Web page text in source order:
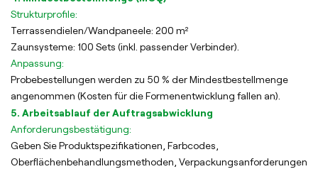
Strukturprofile:
Terrassendielen/Wandpaneele: 200 m²
Zaunsysteme: 100 Sets (inkl. passender Verbinder).
Anpassung:
Probebestellungen werden zu 50 % der Mindestbestellmenge
angenommen (Kosten für die Formenentwicklung fallen an).
5. Arbeitsablauf der Auftragsabwicklung
Anforderungsbestätigung:
Geben Sie Produktspezifikationen, Farbcodes,
Oberflächenbehandlungsmethoden, Verpackungsanforderungen